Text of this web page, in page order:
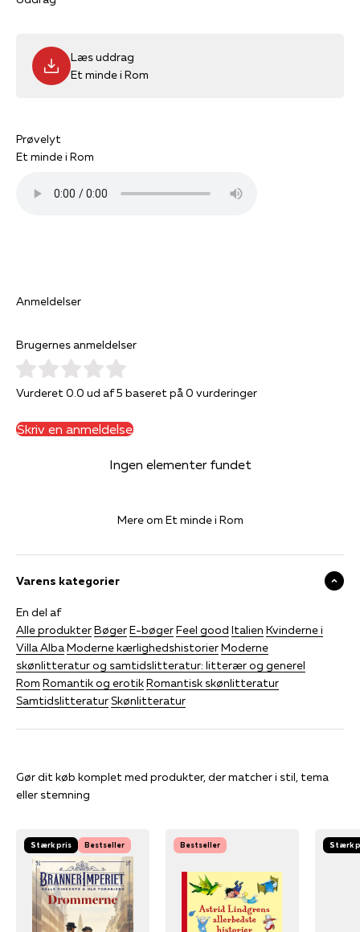
Læs uddrag
Et minde i Rom
Prøvelyt
Et minde i Rom
Anmeldelser
Brugernes anmeldelser
Vurderet 0.0 ud af 5 baseret på 0 vurderinger
Skriv en anmeldelse
Ingen elementer fundet
Mere om Et minde i Rom
Varens kategorier
En del af
Alle produkterBøgerE-bøgerFeel good Italien Kvinderne i
Villa AlbaModerne kærlighedshistorierModerne
skønlitteratur og samtidslitteratur: litterær og generel
Rom Romantik og erotikRomantisk skønlitteratur
SamtidslitteraturSkønlitteratur
Gør dit køb komplet med produkter, der matcher i stil, tema
eller stemning
Stærk pris Bestseller Bestseller Stærk